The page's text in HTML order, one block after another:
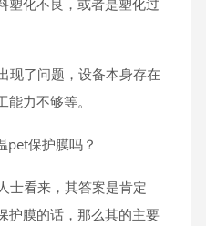
塑化不良，或者是塑化过
现了问题，设备本身存在
力不够等。
pet保护膜吗？
士看来，其答案是肯定
护膜的话，那么其的主要